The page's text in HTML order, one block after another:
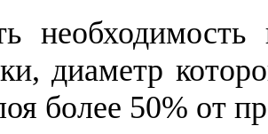
диаметр
более 50% от